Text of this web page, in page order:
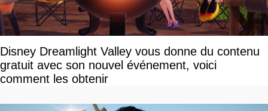
Disney Dreamlight Valley vous donne du contenu
gratuit avec son nouvel événement, voici
comment les obtenir